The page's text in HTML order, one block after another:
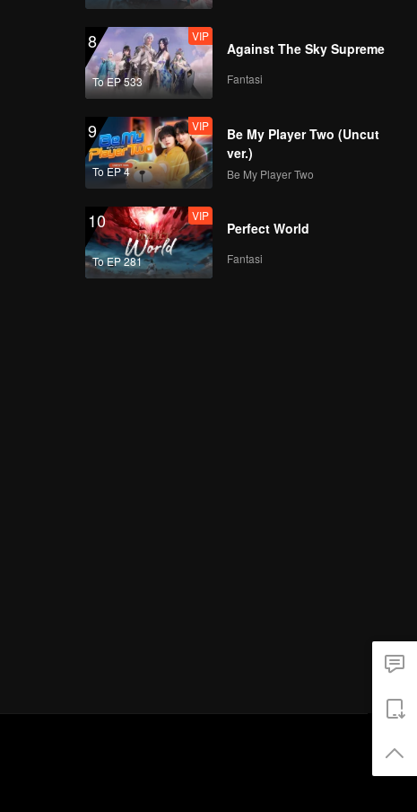
8
To EP 533
VIP
Against The Sky Supreme
Fantasi
9
To EP 4
VIP
Be My Player Two (Uncut
ver.)
Be My Player Two
10
To EP 281
VIP
Perfect World
Fantasi